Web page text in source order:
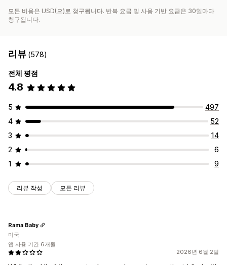
모든 비용은 USD(으)로 청구됩니다. 반복 요금 및 사용 기반 요금은 30일마다
청구됩니다.
리뷰 (578)
전체 평점
4.8
5
497
4
52
3
14
2
6
1
9
리뷰 작성 모든 리뷰
2026년 6월 2일
Rama Baby
미국
앱 사용 기간 6개월